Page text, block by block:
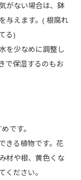
がない場合は、鉢
与えます。( 根腐れ
る)
を少なめに調整し
で保湿するのもお
です。
きる植物です。花
材や根、黄色くな
ください。